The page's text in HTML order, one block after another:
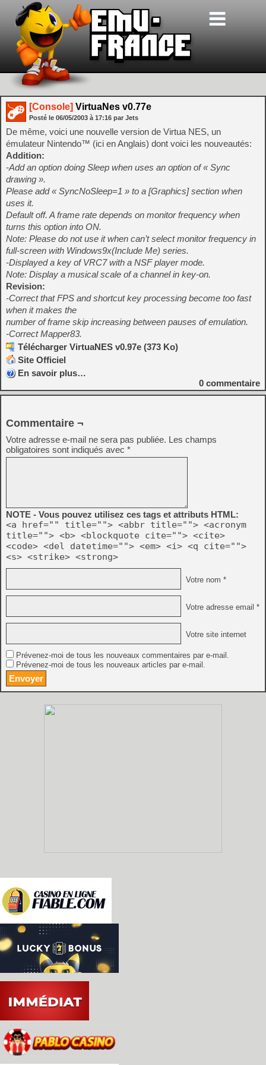
[Console] VirtuaNes v0.77e
Posté le 06/05/2003 à 17:16 par Jets
De même, voici une nouvelle version de Virtua NES, un
émulateur Nintendo™ (ici en Anglais) dont voici les nouveautés:
Addition:
-Add an option doing Sleep when uses an option of « Sync
drawing ».
Please add « SyncNoSleep=1 » to a [Graphics] section when
uses it.
Default off. A frame rate depends on monitor frequency when
turns this option into ON.
Note: Please do not use it when can’t select monitor frequency in
full-screen with Windows9x(Include Me) series.
-Displayed a key of VRC7 with a NSF player mode.
Note: Display a musical scale of a channel in key-on.
Revision:
-Correct that FPS and shortcut key processing become too fast
when it makes the
number of frame skip increasing between pauses of emulation.
-Correct Mapper83.
Télécharger VirtuaNES v0.97e (373 Ko)
Site Officiel
En savoir plus…
0 commentaire
Commentaire ¬
Votre adresse e-mail ne sera pas publiée. Les champs
obligatoires sont indiqués avec *
NOTE - Vous pouvez utilisez ces tags et attributs HTML:
<a href="" title=""> <abbr title=""> <acronym
title=""> <b> <blockquote cite=""> <cite>
<code> <del datetime=""> <em> <i> <q cite="">
<s> <strike> <strong>
Votre nom *
Votre adresse email *
Votre site internet
Prévenez-moi de tous les nouveaux commentaires par e-mail.
Prévenez-moi de tous les nouveaux articles par e-mail.